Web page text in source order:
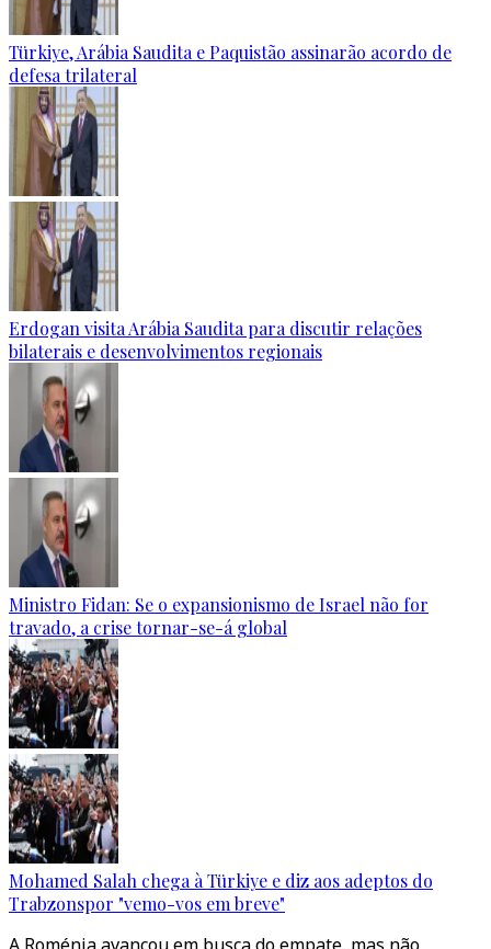
Türkiye, Arábia Saudita e Paquistão assinarão acordo de
defesa trilateral
Erdogan visita Arábia Saudita para discutir relações
bilaterais e desenvolvimentos regionais
Ministro Fidan: Se o expansionismo de Israel não for
travado, a crise tornar-se-á global
Mohamed Salah chega à Türkiye e diz aos adeptos do
Trabzonspor "vemo-vos em breve"